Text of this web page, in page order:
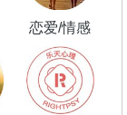
恋爱/情感